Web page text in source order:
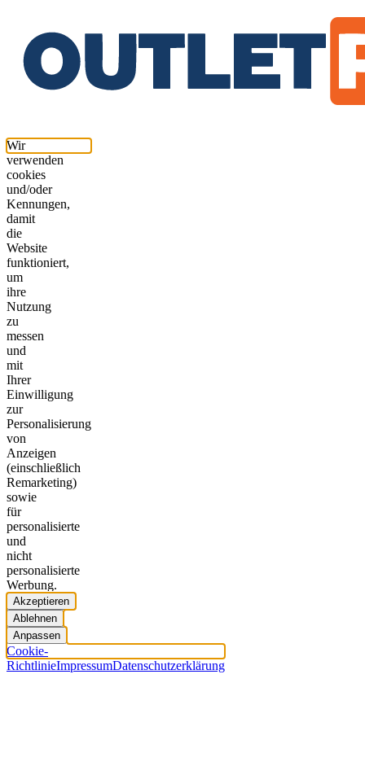
Wir
verwenden
cookies
und/oder
Kennungen,
damit
die
Website
funktioniert,
um
ihre
Nutzung
zu
messen
und
mit
Ihrer
Einwilligung
zur
Personalisierung
von
Anzeigen
(einschließlich
Remarketing)
sowie
für
personalisierte
und
nicht
personalisierte
Werbung.
Akzeptieren
Ablehnen
Anpassen
Cookie-
RichtlinieImpressumDatenschutzerklärung